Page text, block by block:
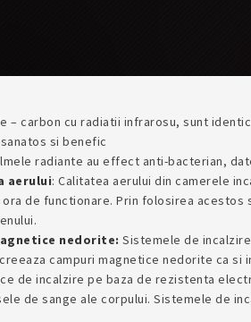
– carbon cu radiatii infrarosu, sunt
si benefic
radiante au effect anti-bacterian,
aerului: Calitatea aerului din camerele
de functionare. Prin folosirea
nedorite: Sistemele de
campuri magnetice nedorite ca
de incalzire pe baza de rezistenta
de sange ale corpului. Sistemele de